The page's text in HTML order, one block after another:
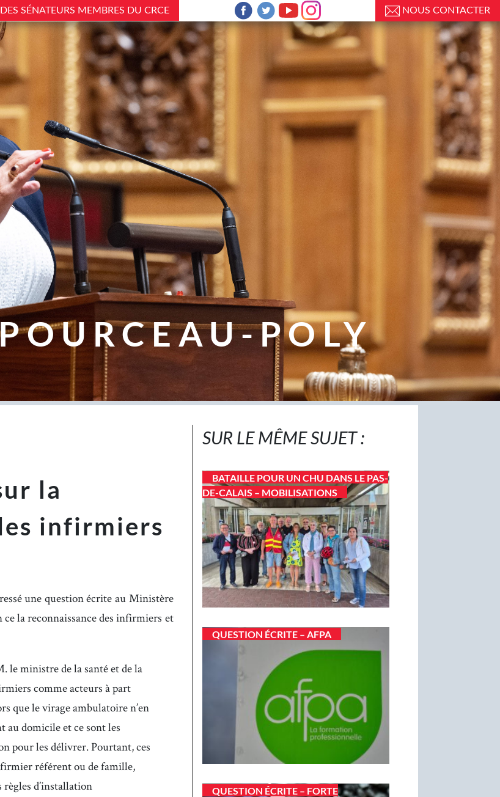
SÉNATEURS MEMBRES DU CRCE NOUS CONTACTER
POLY
la
infirmiers
une question écrite au Ministère
la reconnaissance des infirmiers et
le ministre de la santé et de la
comme acteurs à part
que le virage ambulatoire n’en
au domicile et ce sont les
pour les délivrer. Pourtant, ces
référent ou de famille,
règles d’installation
SUR LE MÊME SUJET :
BATAILLE POUR UN CHU DANS LE PAS-
DE-CALAIS – MOBILISATIONS
QUESTION ÉCRITE – AFPA
QUESTION ÉCRITE – FORTE